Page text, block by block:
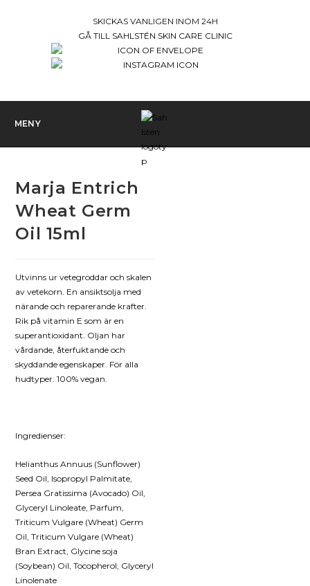
SKICKAS VANLIGEN INOM 24H
GÅ TILL SAHLSTÉN SKIN CARE CLINIC
MENY
Marja Entrich
Wheat Germ
Oil 15ml
Utvinns ur vetegroddar och skalen
av vetekorn. En ansiktsolja med
närande och reparerande krafter.
Rik på vitamin E som är en
superantioxidant. Oljan har
vårdande, återfuktande och
skyddande egenskaper. För alla
hudtyper. 100% vegan.
Ingredienser:
Helianthus Annuus (Sunflower)
Seed Oil, Isopropyl Palmitate,
Persea Gratissima (Avocado) Oil,
Glyceryl Linoleate, Parfum,
Triticum Vulgare (Wheat) Germ
Oil, Triticum Vulgare (Wheat)
Bran Extract, Glycine soja
(Soybean) Oil, Tocopherol, Glyceryl
Linolenate